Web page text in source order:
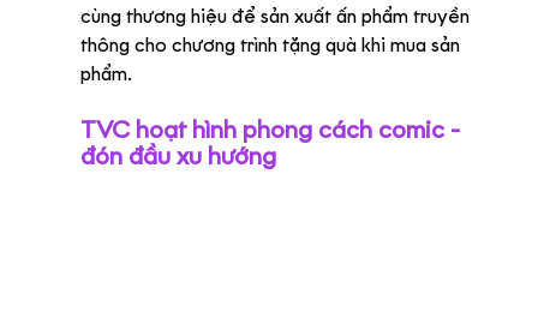
cùng thương hiệu để sản xuất ấn phẩm truyền
thông cho chương trình tặng quà khi mua sản
phẩm.
TVC hoạt hình phong cách comic -
đón đầu xu hướng